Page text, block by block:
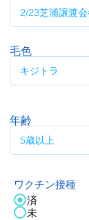
毛色
年齢
ワクチン接種
済
未